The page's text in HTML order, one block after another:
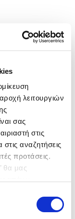
λειτουργιών
σας
στις
αναζητήσεις
προτάσεις.
θα μας
με την
σχετικά με